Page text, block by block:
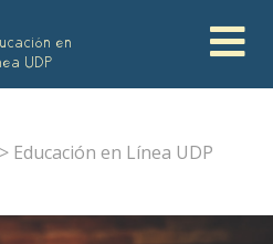
en
UDP
> Educación en Línea UDP